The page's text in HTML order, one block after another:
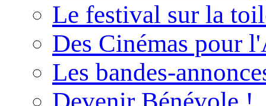
Le festival sur la
Des Cinémas pour
Les bandes-